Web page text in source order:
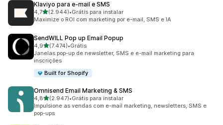
Klaviyo para e‑mail e SMS
4,7de 5 estrelas
(2.944)
2944 avaliações ao todo
•Grátis para instalar
Maximize o ROI com marketing por e-mail, SMS e IA
SendWILL Pop up Email Popup
4,9de 5 estrelas
(7.474)
7474 avaliações ao todo
•Grátis
Janelas pop-up de newsletter, SMS e e-mail marketing para
inscrições
Built for Shopify
Omnisend Email Marketing & SMS
4,8de 5 estrelas
(2.947)
2947 avaliações ao todo
•Grátis para instalar
Impulsione as vendas com e-mail marketing, newsletters, SMS e
pop-ups